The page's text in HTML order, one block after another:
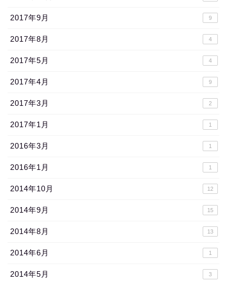
2017年9月 9
2017年8月 4
2017年5月 4
2017年4月 9
2017年3月 2
2017年1月 1
2016年3月 1
2016年1月 1
2014年10月 12
2014年9月 15
2014年8月 13
2014年6月 1
2014年5月 3